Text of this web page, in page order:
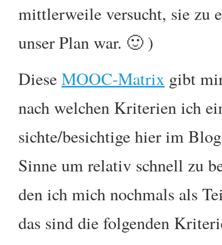
mittlerweile versucht, sie zu
unser Plan war. 🙂 )
DieseMOOC-Matrix gibt
nach welchen Kriterien ich
sichte/besichtige hier im
Sinne um relativ schnell zu
den ich mich nochmals als
das sind die folgenden